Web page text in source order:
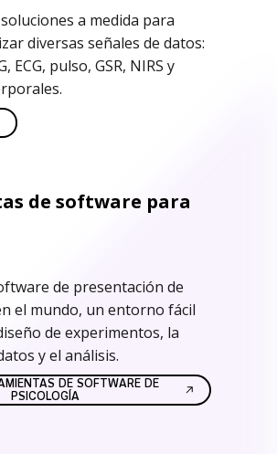
a medida para
diversas señales de datos:
ECG, pulso, GSR, NIRS y
de software para
de presentación de
el mundo, un entorno fácil
de experimentos, la
y el análisis.
DE SOFTWARE DE
PSICOLOGÍA